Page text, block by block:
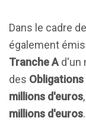
Dans le cadre
également
Tranche A d'un
des
millions d'euros
millions d'euros